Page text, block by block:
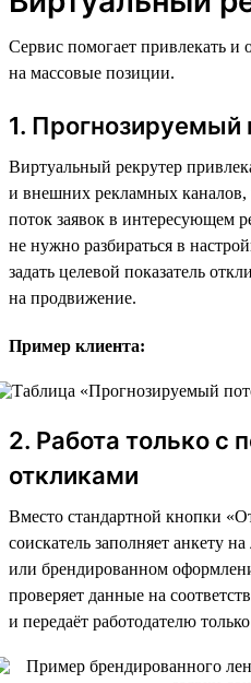
Сервис помогает привлекать и
на массовые позиции.
1. Прогнозируемый
Виртуальный рекрутер
и внешних рекламных каналов,
поток заявок в интересующем
не нужно разбираться в
задать целевой показатель
на продвижение.
Пример клиента:
2. Работа только с
откликами
Вместо стандартной кнопки
соискатель заполняет анкету
или брендированном
проверяет данные на
и передаёт работодателю